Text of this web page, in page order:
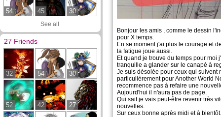
54 45 30
See all
27 Friends
32 54 30
52 42 27
Bonjour les amis , comme le dessin
pour X temps.
En se moment j'ai plus le courage et
la fatigue joue aussi.
Et quand je trouve du temps pour moi
tranquille a glander sur le canapé à
Je suis désolée pour ceux qui suivent
particulièrement pour Another World
recommence pas à refaire une
Aujourd'hui il n'aura pas de page.
Qui sait je vais peut-être revenir très
nouvelles.
Sur ceux bonne après midi et à bientôt.